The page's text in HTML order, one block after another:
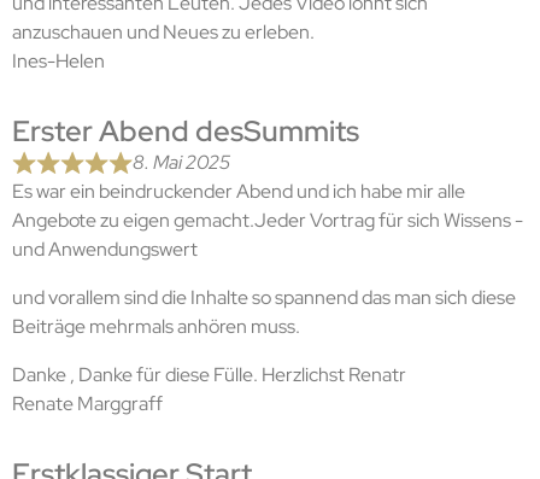
anzuschauen und Neues zu erleben.
Ines-Helen
Erster Abend desSummits
8. Mai 2025
Es war ein beindruckender Abend und ich habe mir alle
Angebote zu eigen gemacht.Jeder Vortrag für sich Wissens -
und Anwendungswert
und vorallem sind die Inhalte so spannend das man sich diese
Beiträge mehrmals anhören muss.
Danke , Danke für diese Fülle. Herzlichst Renatr
Renate Marggraff